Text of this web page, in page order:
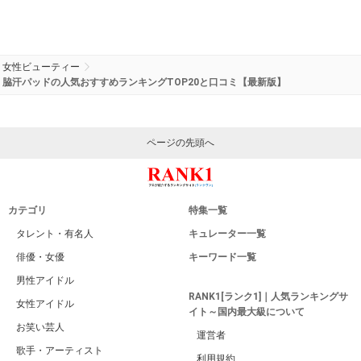
女性ビューティー
脇汗パッドの人気おすすめランキングTOP20と口コミ【最新版】
ページの先頭へ
カテゴリ
タレント・有名人
俳優・女優
男性アイドル
女性アイドル
お笑い芸人
歌手・アーティスト
特集一覧
キュレーター一覧
キーワード一覧
RANK1[ランク1]｜人気ランキングサ
イト～国内最大級について
運営者
利用規約